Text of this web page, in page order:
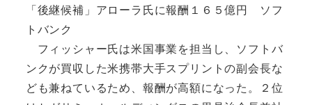
「後継候補」アローラ氏に報酬１６５億円 ソフ
トバンク
フィッシャー氏は米国事業を担当し、ソフトバ
ンクが買収した米携帯大手スプリントの副会長な
ども兼ねているため、報酬が高額になった。２位